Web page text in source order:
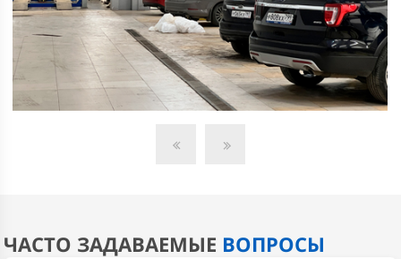
жидкости автомобиля. Для большинства моделей Ford
регламентом рекомендовано менять ее через каждые
150000 пробега. Эту услугу также можно заказать в
нашем
сервисе
ЧАСТО ЗАДАВАЕМЫЕ ВОПРОСЫ